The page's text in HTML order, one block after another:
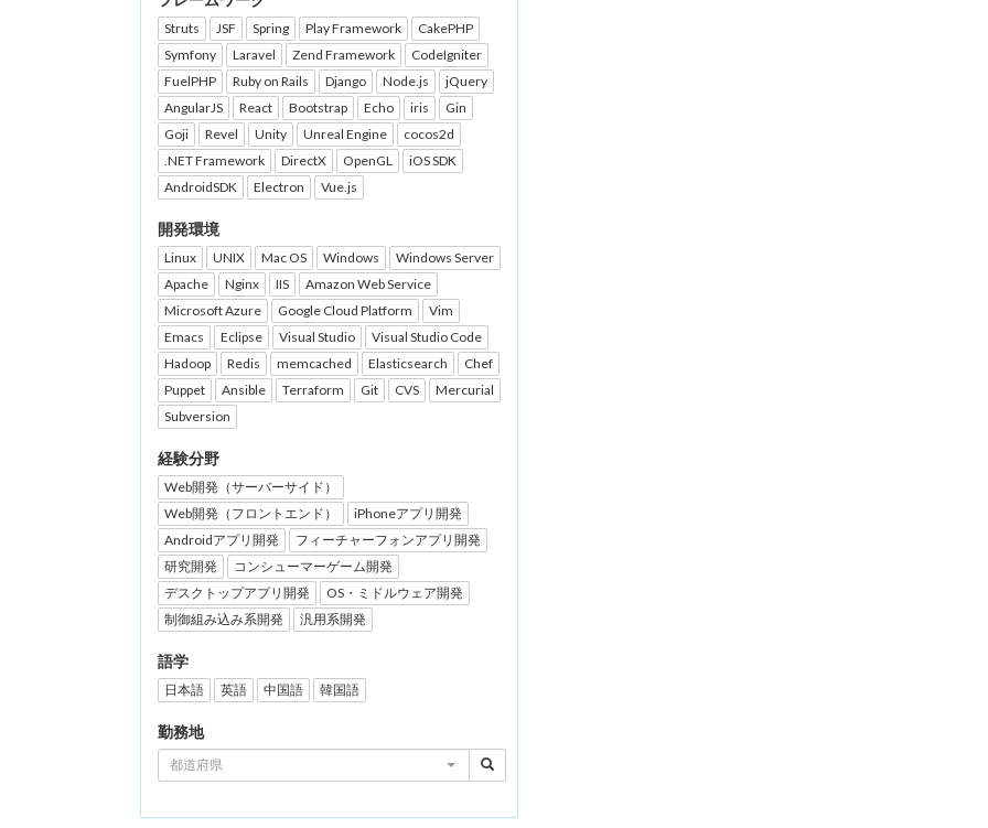
Struts JSF Spring Play Framework
CakePHP
Symfony
Laravel Zend Framework
CodeIgniter
FuelPHP
Ruby on Rails Django Node.js
jQuery
AngularJS
React Bootstrap Echo iris
Gin
Goji
Revel Unity Unreal Engine
cocos2d
.NET Framework
DirectX OpenGL
iOS SDK
AndroidSDK
Electron Vue.js
開発環境
Linux UNIX Mac OS Windows
Windows Server
Apache
Nginx IIS
Amazon Web Service
Microsoft Azure
Google Cloud Platform
Vim
Emacs
Eclipse Visual Studio
Visual Studio Code
Hadoop
Redis memcached Elasticsearch
Chef
Puppet
Ansible Terraform Git CVS
Mercurial
Subversion
経験分野
Web開発（サーバーサイド）
Web開発（フロントエンド）
iPhoneアプリ開発
Androidアプリ開発
フィーチャーフォンアプリ開発
研究開発
コンシューマーゲーム開発
デスクトップアプリ開発
OS・ミドルウェア開発
制御組み込み系開発
汎用系開発
語学
日本語 英語 中国語 韓国語
勤務地
都道府県